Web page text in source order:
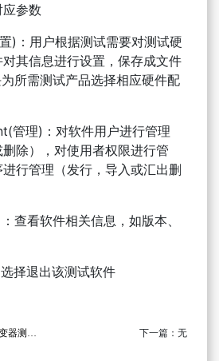
参数
)：用户根据测试需要对测试硬
其信息进行设置，保存成文件
所需测试产品选择相应硬件配
管理)：对软件用户进行管理
删除），对使用者权限进行管
行管理（发行，导入或汇出删
查看软件相关信息，如版本、
择退出该测试软件
上一篇：AT-T1000系列 逆变器测试系统 下一篇：无